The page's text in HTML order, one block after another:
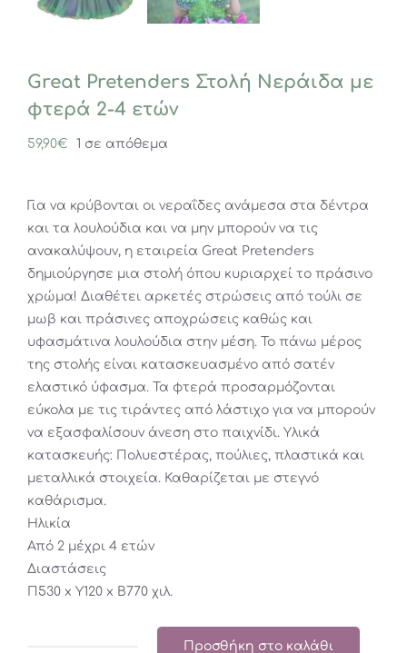
Great Pretenders Στολή Νεράιδα με
φτερά 2-4 ετών
59,90€ 1 σε απόθεμα
Για να κρύβονται οι νεραΐδες ανάμεσα στα δέντρα
και τα λουλούδια και να μην μπορούν να τις
ανακαλύψουν, η εταιρεία Great Pretenders
δημιούργησε μια στολή όπου κυριαρχεί το πράσινο
χρώμα! Διαθέτει αρκετές στρώσεις από τούλι σε
μωβ και πράσινες αποχρώσεις καθώς και
υφασμάτινα λουλούδια στην μέση. Το πάνω μέρος
της στολής είναι κατασκευασμένο από σατέν
ελαστικό ύφασμα. Τα φτερά προσαρμόζονται
εύκολα με τις τιράντες από λάστιχο για να μπορούν
να εξασφαλίσουν άνεση στο παιχνίδι. Υλικά
κατασκευής: Πολυεστέρας, πούλιες, πλαστικά και
μεταλλικά στοιχεία. Καθαρίζεται με στεγνό
καθάρισμα.
Ηλικία
Από 2 μέχρι 4 ετών
Διαστάσεις
Π530 x Y120 x Β770 χιλ.
Προσθήκη στο καλάθι